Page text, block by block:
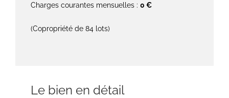
Charges courantes mensuelles : 0 €
(Copropriété de 84 lots)
Le bien en détail